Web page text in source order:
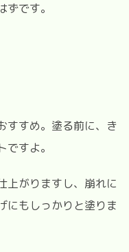
です。
すすめ。塗る前に、き
すよ。
上がりますし、崩れに
にもしっかりと塗りま